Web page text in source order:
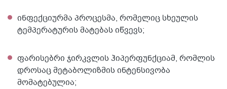
ინფექციურმა პროცესმა, რომელიც სხეულის
ტემპერატურის მატებას იწვევს;
ფარისებრი ჯირკვლის ჰიპერფუნქციამ, რომლის
დროსაც მეტაბოლიზმის ინტენსივობა
მომატებულია;